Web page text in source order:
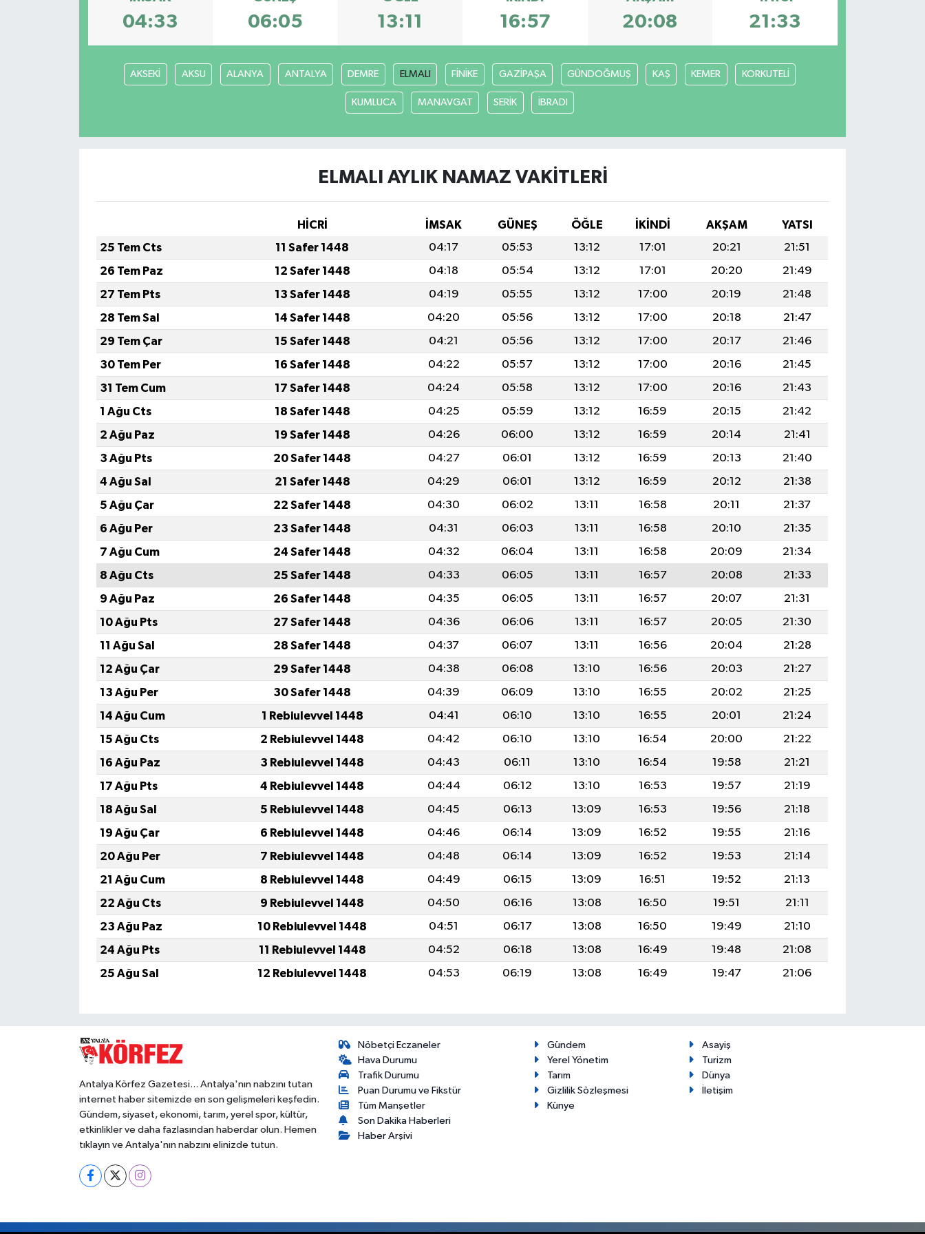
04:33 06:05 13:11 16:57 20:08 21:33
AKSEKİ AKSU ALANYA ANTALYA DEMRE ELMALI FİNİKE GAZİPAŞA GÜNDOĞMUŞ KAŞ KEMER KORKUTELİ
KUMLUCA MANAVGAT SERİK İBRADI
ELMALI AYLIK NAMAZ VAKITLERI
HİCRİ İMSAK GÜNEŞ ÖĞLE İKINDI AKŞAM
YATSI
25 Tem Cts
11 Safer 1448 04:17 05:53 13:12 17:01 20:21
21:51
26 Tem Paz
12 Safer 1448 04:18 05:54 13:12 17:01 20:20
21:49
27 Tem Pts
13 Safer 1448 04:19 05:55 13:12 17:00 20:19
21:48
28 Tem Sal
14 Safer 1448 04:20 05:56 13:12 17:00 20:18
21:47
29 Tem Çar
15 Safer 1448 04:21 05:56 13:12 17:00 20:17
21:46
30 Tem Per
16 Safer 1448 04:22 05:57 13:12 17:00 20:16
21:45
31 Tem Cum
17 Safer 1448 04:24 05:58 13:12 17:00 20:16
21:43
1 Ağu Cts
18 Safer 1448 04:25 05:59 13:12 16:59 20:15
21:42
2 Ağu Paz
19 Safer 1448 04:26 06:00 13:12 16:59 20:14
21:41
3 Ağu Pts
20 Safer 1448 04:27 06:01 13:12 16:59 20:13
21:40
4 Ağu Sal
21 Safer 1448 04:29 06:01 13:12 16:59 20:12
21:38
5 Ağu Çar
22 Safer 1448 04:30 06:02 13:11 16:58 20:11
21:37
6 Ağu Per
23 Safer 1448 04:31 06:03 13:11 16:58 20:10
21:35
7 Ağu Cum
24 Safer 1448 04:32 06:04 13:11 16:58 20:09
21:34
8 Ağu Cts
25 Safer 1448 04:33 06:05 13:11 16:57 20:08
21:33
9 Ağu Paz
26 Safer 1448 04:35 06:05 13:11 16:57 20:07
21:31
10 Ağu Pts
27 Safer 1448 04:36 06:06 13:11 16:57 20:05
21:30
11 Ağu Sal
28 Safer 1448 04:37 06:07 13:11 16:56 20:04
21:28
12 Ağu Çar
29 Safer 1448 04:38 06:08 13:10 16:56 20:03
21:27
13 Ağu Per
30 Safer 1448 04:39 06:09 13:10 16:55 20:02
21:25
14 Ağu Cum
1 Rebiulevvel 1448 04:41 06:10 13:10 16:55 20:01
21:24
15 Ağu Cts
2 Rebiulevvel 1448 04:42 06:10 13:10 16:54 20:00
21:22
16 Ağu Paz
3 Rebiulevvel 1448 04:43 06:11 13:10 16:54 19:58
21:21
17 Ağu Pts
4 Rebiulevvel 1448 04:44 06:12 13:10 16:53 19:57
21:19
18 Ağu Sal
5 Rebiulevvel 1448 04:45 06:13 13:09 16:53 19:56
21:18
19 Ağu Çar
6 Rebiulevvel 1448 04:46 06:14 13:09 16:52 19:55
21:16
20 Ağu Per
7 Rebiulevvel 1448 04:48 06:14 13:09 16:52 19:53
21:14
21 Ağu Cum
8 Rebiulevvel 1448 04:49 06:15 13:09 16:51 19:52
21:13
22 Ağu Cts
9 Rebiulevvel 1448 04:50 06:16 13:08 16:50 19:51
21:11
23 Ağu Paz
10 Rebiulevvel 1448 04:51 06:17 13:08 16:50 19:49
21:10
24 Ağu Pts
11 Rebiulevvel 1448 04:52 06:18 13:08 16:49 19:48
21:08
25 Ağu Sal
12 Rebiulevvel 1448 04:53 06:19 13:08 16:49 19:47 21:06
Antalya Körfez Gazetesi... Antalya'nın nabzını tutan
internet haber sitemizde en son gelişmeleri keşfedin.
Gündem, siyaset, ekonomi, tarım, yerel spor, kültür,
etkinlikler ve daha fazlasından haberdar olun. Hemen
tıklayın ve Antalya'nın nabzını elinizde tutun.
Nöbetçi Eczaneler
Hava Durumu
Trafik Durumu
Puan Durumu ve Fikstür
Tüm Manşetler
Son Dakika Haberleri
Haber Arşivi
Gündem
Asayiş
Yerel Yönetim
Turizm
Tarım
Dünya
Gizlilik Sözleşmesi
İletişim
Künye
Kültür ve Sanat
Bilim ve Teknoloji
Resmi İlanlar